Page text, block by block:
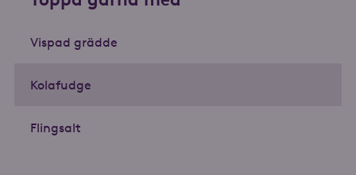
Vispad grädde
Kolafudge
Flingsalt